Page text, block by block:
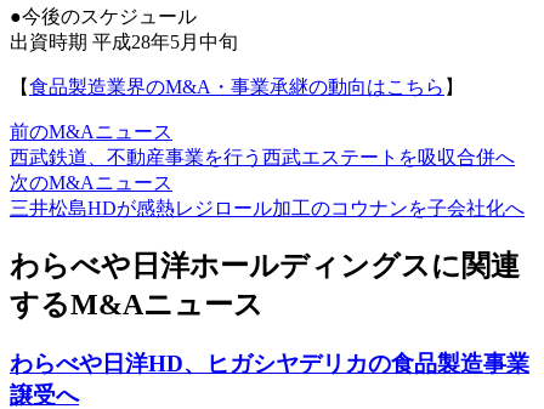
●今後のスケジュール
出資時期 平成28年5月中旬
【食品製造業界のM&A・事業承継の動向はこちら 】
前のM&Aニュース
西武鉄道、不動産事業を行う西武エステートを吸収合併へ
次のM&Aニュース
三井松島HDが感熱レジロール加工のコウナンを子会社化へ
わらべや日洋ホールディングスに関連
するM&Aニュース
わらべや日洋HD、ヒガシヤデリカの食品製造事業
譲受へ